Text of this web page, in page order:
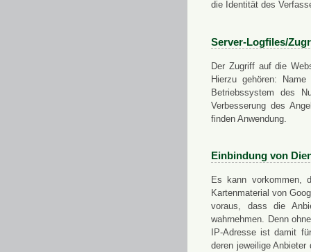
die Identität des
Server-Logfiles/
Der Zugriff auf die
Hierzu gehören:
Betriebssystem des
Verbesserung des
finden Anwendung.
Einbindung von
Es kann vorkommen,
Kartenmaterial von
voraus, dass die
wahrnehmen. Denn
IP-Adresse ist damit
deren jeweilige